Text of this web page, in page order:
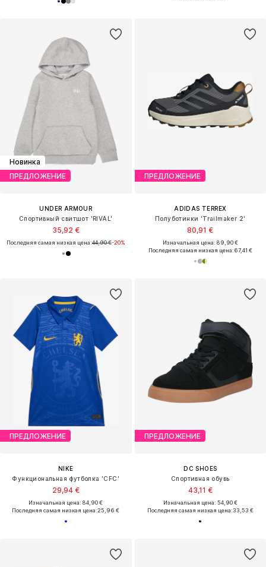
Новинка
ПРЕДЛОЖЕНИЕ
UNDER ARMOUR
Спортивный свитшот 'RIVAL'
35,92 €
Последняя самая низкая цена:44,90 €-20%
ПРЕДЛОЖЕНИЕ
ADIDAS TERREX
Полуботинки 'Trailmaker 2'
80,91 €
Изначальная цена: 89,90 €
Последняя самая низкая цена:67,41 €
ПРЕДЛОЖЕНИЕ
NIKE
Функциональная футболка 'CFC'
29,94 €
Изначальная цена: 84,90 €
Последняя самая низкая цена:25,96 €
ПРЕДЛОЖЕНИЕ
DC SHOES
Спортивная обувь
43,11 €
Изначальная цена: 54,90 €
Последняя самая низкая цена:33,53 €